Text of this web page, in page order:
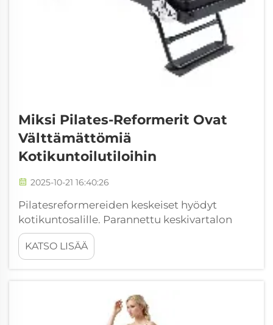
Miksi Pilates-Reformerit Ovat
Välttämättömiä
Kotikuntoilutiloihin
2025-10-21 16:40:26
Pilatesreformereiden keskeiset hyödyt
kotikuntosalille. Parannettu keskivartalon
voima ja selkärangan tuki säännöllisellä
reformerin käytöllä. Pilatesreformeri aktivoi
syvät keskivartalon lihakset yhdistämällä
KATSO LISÄÄ